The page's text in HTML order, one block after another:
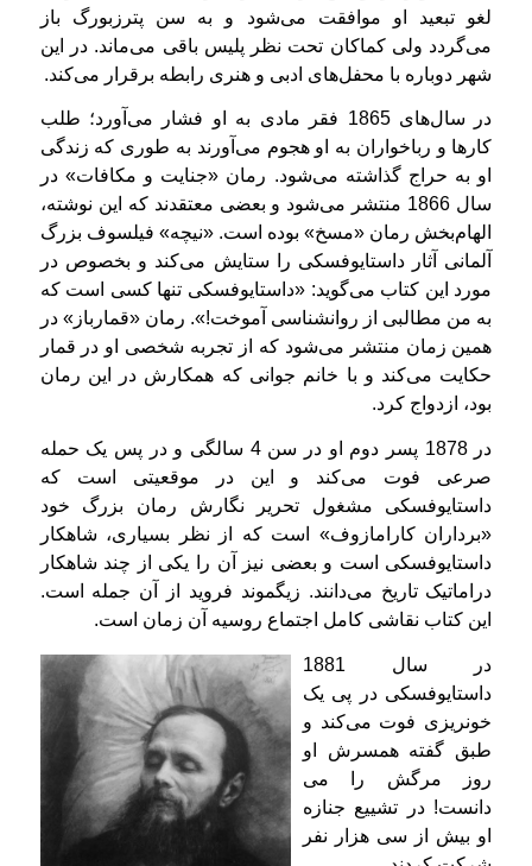
لغو تبعید او موافقت می‌شود و به سن پترزبورگ باز
می‌گردد ولی کماکان تحت نظر پلیس باقی می‌ماند. در این
شهر دوباره با محفل‌های ادبی و هنری رابطه برقرار می‌کند.
در سال‌های 1865 فقر مادی به او فشار می‌آورد؛ طلب
کارها و رباخواران به او هجوم می‌آورند به طوری که زندگی
او به حراج گذاشته می‌شود. رمان «جنایت و مکافات» در
سال 1866 منتشر می‌شود و بعضی معتقدند که این نوشته،
الهام‌بخش رمان «مسخ» بوده است. «نیچه» فیلسوف بزرگ
آلمانی آثار داستایوفسکی را ستایش می‌کند و بخصوص در
مورد این کتاب می‌گوید: «داستایوفسکی تنها کسی است که
به من مطالبی از روانشناسی آموخت!». رمان «قمارباز» در
همین زمان منتشر می‌شود كه از تجربه شخصی او در قمار
حکایت می‌کند و با خانم جوانی كه همكارش در این رمان
بود، ازدواج كرد.
در 1878 پسر دوم او در سن 4 سالگی و در پس یک حمله
صرعی فوت می‌کند و این در موقعیتی است که
داستایوفسکی مشغول تحریر نگارش رمان بزرگ خود
«برداران کارامازوف» است كه از نظر بسیاری، شاهکار
داستایوفسکی است و بعضی نیز آن را یکی از چند شاهکار
دراماتیک تاریخ می‌دانند. زیگموند فروید از آن جمله است.
این کتاب نقاشی کامل اجتماع روسیه آن زمان است.
در سال 1881
داستایوفسکی در پی یک
خونریزی فوت می‌کند و
طبق گفته همسرش او
روز مرگش را می
دانست! در تشییع جنازه
او بیش از سی هزار نفر